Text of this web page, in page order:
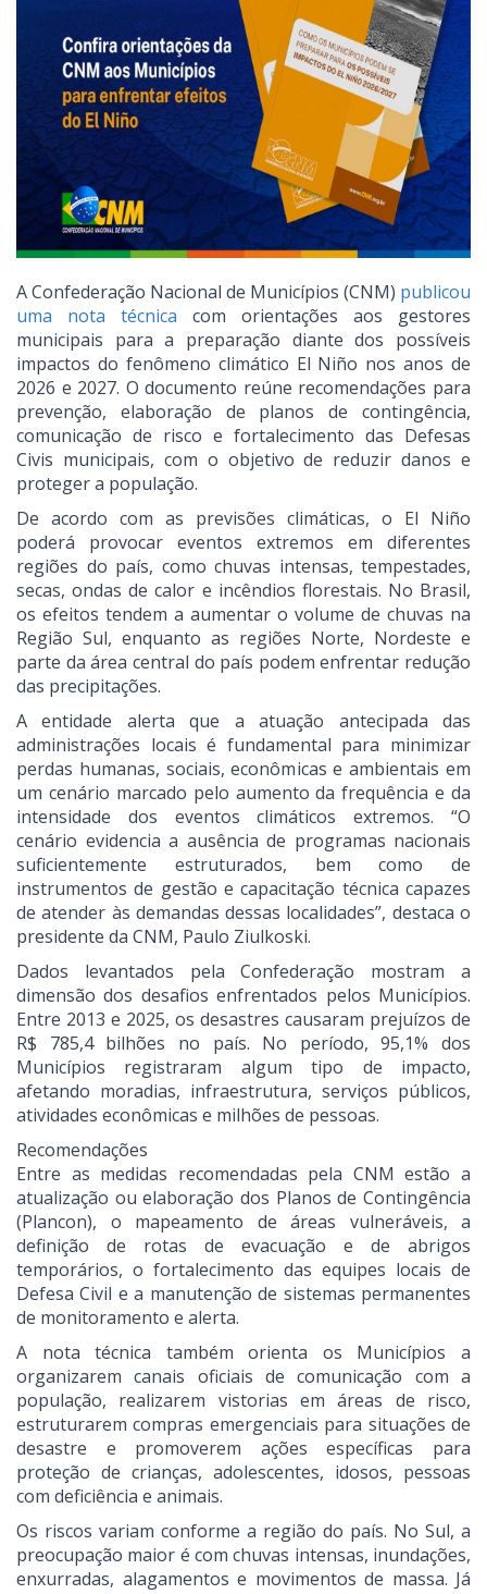
A Confederação Nacional de Municípios (CNM) publicou
uma nota técnica com orientações aos gestores
municipais para a preparação diante dos possíveis
impactos do fenômeno climático El Niño nos anos de
2026 e 2027. O documento reúne recomendações para
prevenção, elaboração de planos de contingência,
comunicação de risco e fortalecimento das Defesas
Civis municipais, com o objetivo de reduzir danos e
proteger a população.
De acordo com as previsões climáticas, o El Niño
poderá provocar eventos extremos em diferentes
regiões do país, como chuvas intensas, tempestades,
secas, ondas de calor e incêndios florestais. No Brasil,
os efeitos tendem a aumentar o volume de chuvas na
Região Sul, enquanto as regiões Norte, Nordeste e
parte da área central do país podem enfrentar redução
das precipitações.
A entidade alerta que a atuação antecipada das
administrações locais é fundamental para minimizar
perdas humanas, sociais, econômicas e ambientais em
um cenário marcado pelo aumento da frequência e da
intensidade dos eventos climáticos extremos. “O
cenário evidencia a ausência de programas nacionais
suficientemente estruturados, bem como de
instrumentos de gestão e capacitação técnica capazes
de atender às demandas dessas localidades”, destaca o
presidente da CNM, Paulo Ziulkoski.
Dados levantados pela Confederação mostram a
dimensão dos desafios enfrentados pelos Municípios.
Entre 2013 e 2025, os desastres causaram prejuízos de
R$ 785,4 bilhões no país. No período, 95,1% dos
Municípios registraram algum tipo de impacto,
afetando moradias, infraestrutura, serviços públicos,
atividades econômicas e milhões de pessoas.
Recomendações
Entre as medidas recomendadas pela CNM estão a
atualização ou elaboração dos Planos de Contingência
(Plancon), o mapeamento de áreas vulneráveis, a
definição de rotas de evacuação e de abrigos
temporários, o fortalecimento das equipes locais de
Defesa Civil e a manutenção de sistemas permanentes
de monitoramento e alerta.
A nota técnica também orienta os Municípios a
organizarem canais oficiais de comunicação com a
população, realizarem vistorias em áreas de risco,
estruturarem compras emergenciais para situações de
desastre e promoverem ações específicas para
proteção de crianças, adolescentes, idosos, pessoas
com deficiência e animais.
Os riscos variam conforme a região do país. No Sul, a
preocupação maior é com chuvas intensas, inundações,
enxurradas, alagamentos e movimentos de massa. Já